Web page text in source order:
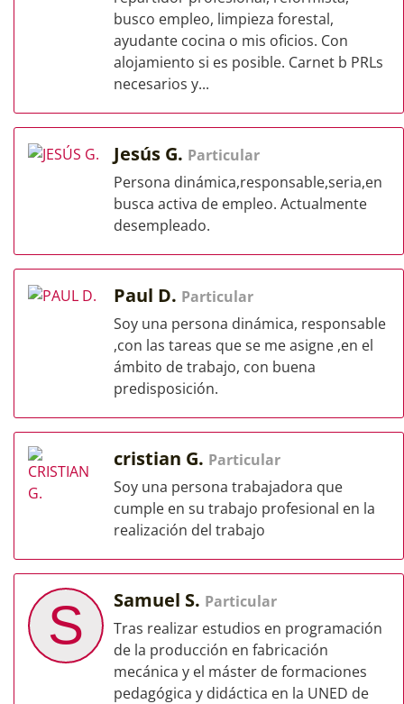
busco empleo, limpieza forestal,
ayudante cocina o mis oficios. Con
alojamiento si es posible. Carnet b PRLs
necesarios y...
Jesús G. Particular
Persona dinámica,responsable,seria,en
busca activa de empleo. Actualmente
desempleado.
Paul D. Particular
Soy una persona dinámica, responsable
,con las tareas que se me asigne ,en el
ámbito de trabajo, con buena
predisposición.
cristian G. Particular
Soy una persona trabajadora que
cumple en su trabajo profesional en la
realización del trabajo
S Samuel S. Particular
Tras realizar estudios en programación
de la producción en fabricación
mecánica y el máster de formaciones
pedagógica y didáctica en la UNED de